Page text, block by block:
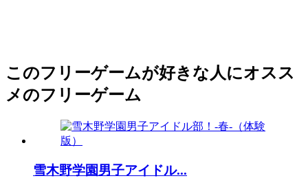
このフリーゲームが好きな人にオスス
メのフリーゲーム
雪木野学園男子アイドル...